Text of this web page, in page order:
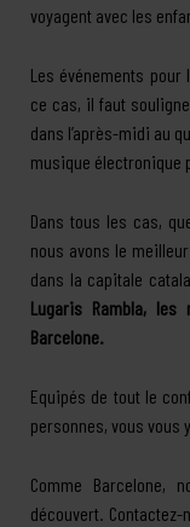
voyagent avec les
Les événements
ce cas, il faut
dans l’après-midi au
musique électronique
Dans tous les cas,
nous avons le
dans la capitale
Lugaris Rambla,
Barcelone.
Equipés de tout le
personnes, vous vous
Comme Barcelone,
découvert.